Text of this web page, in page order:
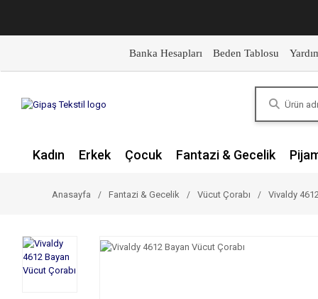
Banka Hesapları Beden Tablosu
Kadın Erkek Çocuk Fantazi & Gecelik
Anasayfa Fantazi & Gecelik Vücut Çorabı Vivaldy